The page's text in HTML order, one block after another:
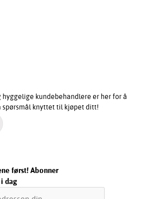
hyggelige kundebehandlere er her for å
spørsmål knyttet til kjøpet ditt!
først! Abonner
dag